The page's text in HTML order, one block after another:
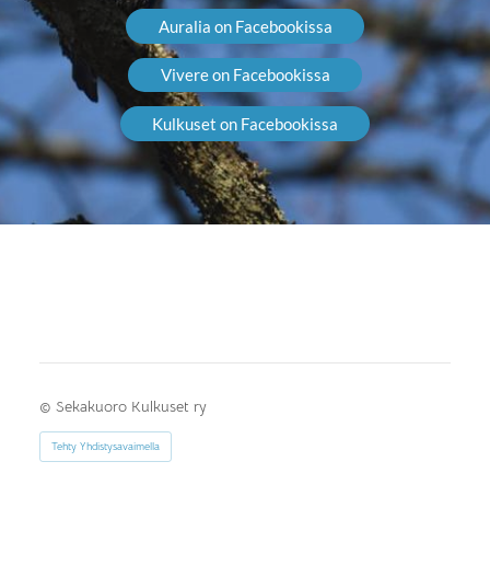
Auralia on Facebookissa
Vivere on Facebookissa
Kulkuset on Facebookissa
© Sekakuoro Kulkuset ry
Tehty Yhdistysavaimella